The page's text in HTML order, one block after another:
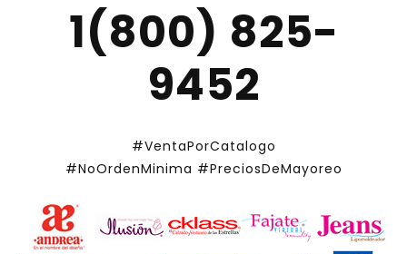
1(800) 825-
9452
#VentaPorCatalogo
#NoOrdenMinima #PreciosDeMayoreo